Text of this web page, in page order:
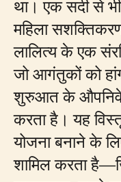
था। एक सदी से
महिला
लालित्य के एक
जो आगंतुकों को
शुरुआत के
करता है। यह
योजना बनाने के
शामिल करता